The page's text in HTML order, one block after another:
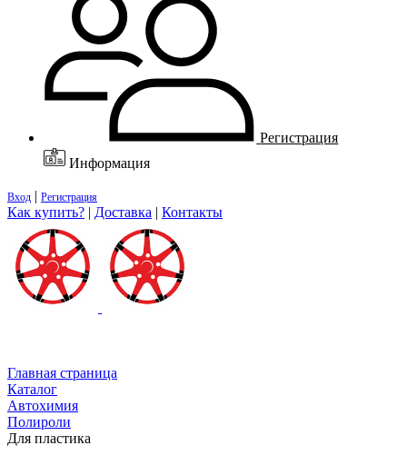
Регистрация
Информация
Вход | Регистрация
Как купить? | Доставка | Контакты
Главная страница
Каталог
Автохимия
Полироли
Для пластика